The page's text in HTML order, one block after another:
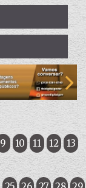
9 10 11 12 13